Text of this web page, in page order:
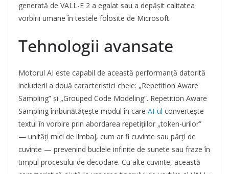
generată de VALL-E 2 a egalat sau a depășit calitatea
vorbirii umane în testele folosite de Microsoft.
Tehnologii avansate
Motorul AI este capabil de această performanță datorită
includerii a două caracteristici cheie: „Repetition Aware
Sampling” și „Grouped Code Modeling”. Repetition Aware
Sampling îmbunătățește modul în care AI-ul convertește
textul în vorbire prin abordarea repetițiilor „token-urilor”
— unități mici de limbaj, cum ar fi cuvinte sau părți de
cuvinte — prevenind buclele infinite de sunete sau fraze în
timpul procesului de decodare. Cu alte cuvinte, această